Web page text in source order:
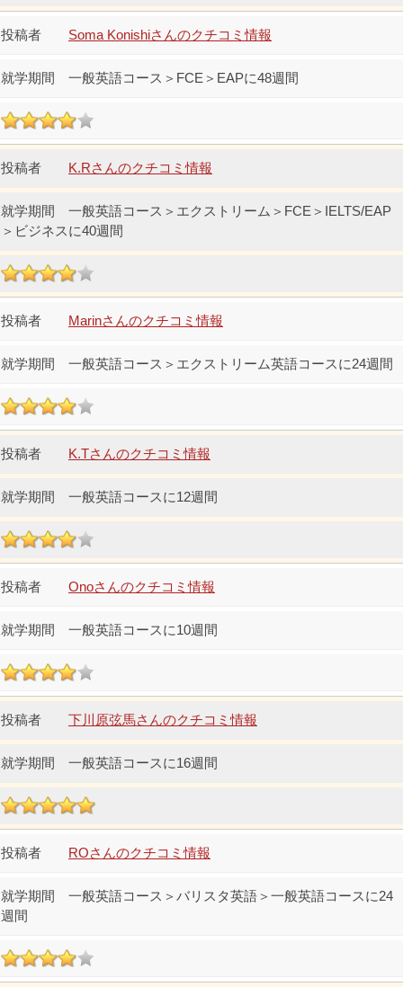
Soma Konishiさんのクチコミ情報
一般英語コース＞FCE＞EAPに48週間
K.Rさんのクチコミ情報
一般英語コース＞エクストリーム＞FCE＞IELTS/EAP
＞ビジネスに40週間
Marinさんのクチコミ情報
一般英語コース＞エクストリーム英語コースに24週間
K.Tさんのクチコミ情報
一般英語コースに12週間
Onoさんのクチコミ情報
一般英語コースに10週間
下川原弦馬さんのクチコミ情報
一般英語コースに16週間
ROさんのクチコミ情報
一般英語コース＞バリスタ英語＞一般英語コースに24
週間